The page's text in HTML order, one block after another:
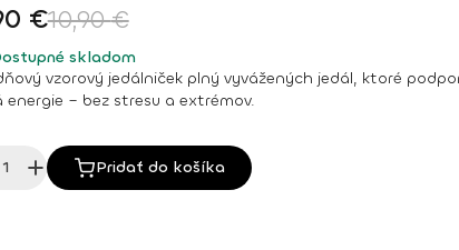
€10,90€
skladom
vzorový jedálniček plný vyvážených jedál, ktoré
energie – bez stresu a extrémov.
Pridať do košíka